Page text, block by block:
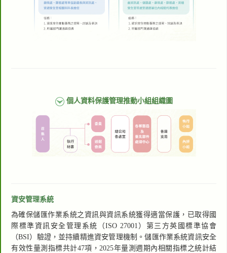
個人資料保護管理推動小組組織圖
資安管理系統
為確保儲匯作業系統之資訊與資訊系統獲得適當保護，已取得國
際標準資訊安全管理系統（ISO 27001）第三方英國標準協會
（BSI）驗證，並持續精進資安管理機制。儲匯作業系統資訊安全
有效性量測指標共計47項，2025年量測週期內相關指標之統計結